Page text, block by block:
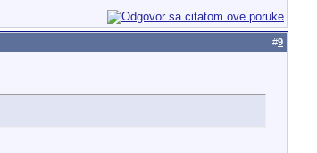
#9